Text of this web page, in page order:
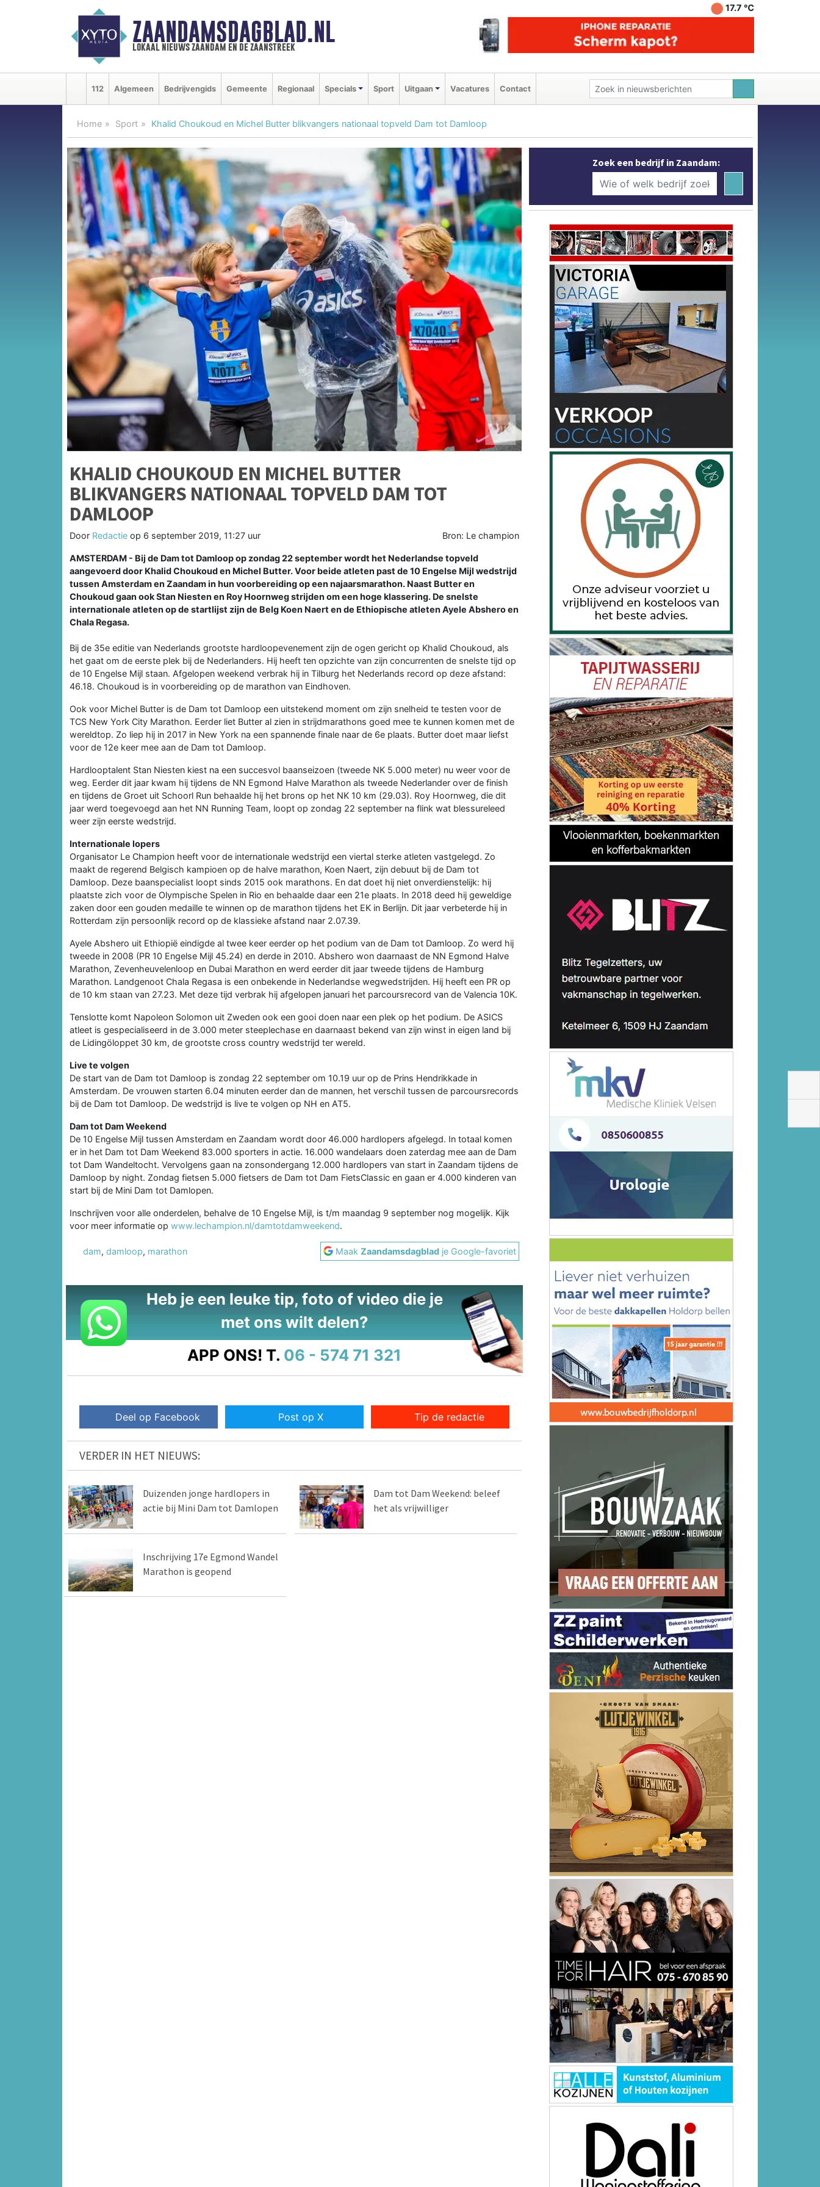
ZAANDAMSDAGBLAD.NL
lokaal nieuws zaandam en de zaanstreek
17.7 ℃
112 Algemeen Bedrijvengids Gemeente Regionaal Specials Sport Uitgaan Vacatures Contact
Home Sport Khalid Choukoud en Michel Butter blikvangers nationaal topveld Dam tot Damloop
KHALID CHOUKOUD EN MICHEL BUTTER
BLIKVANGERS NATIONAAL TOPVELD DAM TOT
DAMLOOP
Door Redactie op 6 september 2019, 11:27 uur Bron: Le champion
AMSTERDAM - Bij de Dam tot Damloop op zondag 22 september wordt het Nederlandse topveld
aangevoerd door Khalid Choukoud en Michel Butter. Voor beide atleten past de 10 Engelse Mijl wedstrijd
tussen Amsterdam en Zaandam in hun voorbereiding op een najaarsmarathon. Naast Butter en
Choukoud gaan ook Stan Niesten en Roy Hoornweg strijden om een hoge klassering. De snelste
internationale atleten op de startlijst zijn de Belg Koen Naert en de Ethiopische atleten Ayele Abshero en
Chala Regasa.
Bij de 35e editie van Nederlands grootste hardloopevenement zijn de ogen gericht op Khalid Choukoud, als
het gaat om de eerste plek bij de Nederlanders. Hij heeft ten opzichte van zijn concurrenten de snelste tijd op
de 10 Engelse Mijl staan. Afgelopen weekend verbrak hij in Tilburg het Nederlands record op deze afstand:
46.18. Choukoud is in voorbereiding op de marathon van Eindhoven.
Ook voor Michel Butter is de Dam tot Damloop een uitstekend moment om zijn snelheid te testen voor de
TCS New York City Marathon. Eerder liet Butter al zien in strijdmarathons goed mee te kunnen komen met de
wereldtop. Zo liep hij in 2017 in New York na een spannende finale naar de 6e plaats. Butter doet maar liefst
voor de 12e keer mee aan de Dam tot Damloop.
Hardlooptalent Stan Niesten kiest na een succesvol baanseizoen (tweede NK 5.000 meter) nu weer voor de
weg. Eerder dit jaar kwam hij tijdens de NN Egmond Halve Marathon als tweede Nederlander over de finish
en tijdens de Groet uit Schoorl Run behaalde hij het brons op het NK 10 km (29.03). Roy Hoornweg, die dit
jaar werd toegevoegd aan het NN Running Team, loopt op zondag 22 september na flink wat blessureleed
weer zijn eerste wedstrijd.
Internationale lopers
Organisator Le Champion heeft voor de internationale wedstrijd een viertal sterke atleten vastgelegd. Zo
maakt de regerend Belgisch kampioen op de halve marathon, Koen Naert, zijn debuut bij de Dam tot
Damloop. Deze baanspecialist loopt sinds 2015 ook marathons. En dat doet hij niet onverdienstelijk: hij
plaatste zich voor de Olympische Spelen in Rio en behaalde daar een 21e plaats. In 2018 deed hij geweldige
zaken door een gouden medaille te winnen op de marathon tijdens het EK in Berlijn. Dit jaar verbeterde hij in
Rotterdam zijn persoonlijk record op de klassieke afstand naar 2.07.39.
Ayele Abshero uit Ethiopië eindigde al twee keer eerder op het podium van de Dam tot Damloop. Zo werd hij
tweede in 2008 (PR 10 Engelse Mijl 45.24) en derde in 2010. Abshero won daarnaast de NN Egmond Halve
Marathon, Zevenheuvelenloop en Dubai Marathon en werd eerder dit jaar tweede tijdens de Hamburg
Marathon. Landgenoot Chala Regasa is een onbekende in Nederlandse wegwedstrijden. Hij heeft een PR op
de 10 km staan van 27.23. Met deze tijd verbrak hij afgelopen januari het parcoursrecord van de Valencia 10K.
Tenslotte komt Napoleon Solomon uit Zweden ook een gooi doen naar een plek op het podium. De ASICS
atleet is gespecialiseerd in de 3.000 meter steeplechase en daarnaast bekend van zijn winst in eigen land bij
de Lidingöloppet 30 km, de grootste cross country wedstrijd ter wereld.
Live te volgen
De start van de Dam tot Damloop is zondag 22 september om 10.19 uur op de Prins Hendrikkade in
Amsterdam. De vrouwen starten 6.04 minuten eerder dan de mannen, het verschil tussen de parcoursrecords
bij de Dam tot Damloop. De wedstrijd is live te volgen op NH en AT5.
Dam tot Dam Weekend
De 10 Engelse Mijl tussen Amsterdam en Zaandam wordt door 46.000 hardlopers afgelegd. In totaal komen
er in het Dam tot Dam Weekend 83.000 sporters in actie. 16.000 wandelaars doen zaterdag mee aan de Dam
tot Dam Wandeltocht. Vervolgens gaan na zonsondergang 12.000 hardlopers van start in Zaandam tijdens de
Damloop by night. Zondag fietsen 5.000 fietsers de Dam tot Dam FietsClassic en gaan er 4.000 kinderen van
start bij de Mini Dam tot Damlopen.
Inschrijven voor alle onderdelen, behalve de 10 Engelse Mijl, is t/m maandag 9 september nog mogelijk. Kijk
voor meer informatie op www.lechampion.nl/damtotdamweekend.
dam, damloop, marathon MaakZaandamsdagblad je Google-favoriet
Heb je een leuke tip, foto of video die je
met ons wilt delen?
APP ONS! T. 06 - 574 71 321
Deel op Facebook Post op X Tip de redactie
VERDER IN HET NIEUWS:
Duizenden jonge hardlopers in
actie bij Mini Dam tot Damlopen
Dam tot Dam Weekend: beleef
het als vrijwilliger
Inschrijving 17e Egmond Wandel
Marathon is geopend
Zoek een bedrijf in Zaandam: